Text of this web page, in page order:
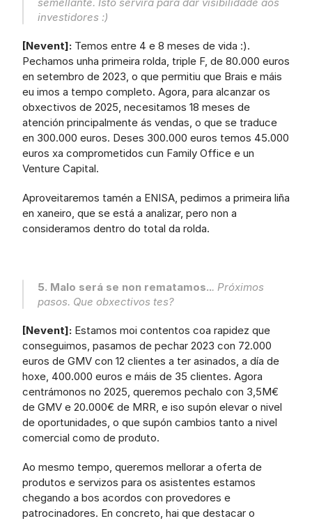
investidores :)
[Nevent]: Temos entre 4 e 8 meses de vida :).
Pechamos unha primeira rolda, triple F, de 80.000 euros
en setembro de 2023, o que permitiu que Brais e máis
eu imos a tempo completo. Agora, para alcanzar os
obxectivos de 2025, necesitamos 18 meses de
atención principalmente ás vendas, o que se traduce
en 300.000 euros. Deses 300.000 euros temos 45.000
euros xa comprometidos cun Family Office e un
Venture Capital.
Aproveitaremos tamén a ENISA, pedimos a primeira liña
en xaneiro, que se está a analizar, pero non a
consideramos dentro do total da rolda.
5. Malo será se non rematamos... Próximos
pasos. Que obxectivos tes?
[Nevent]: Estamos moi contentos coa rapidez que
conseguimos, pasamos de pechar 2023 con 72.000
euros de GMV con 12 clientes a ter asinados, a día de
hoxe, 400.000 euros e máis de 35 clientes. Agora
centrámonos no 2025, queremos pechalo con 3,5M€
de GMV e 20.000€ de MRR, e iso supón elevar o nivel
de oportunidades, o que supón cambios tanto a nivel
comercial como de produto.
Ao mesmo tempo, queremos mellorar a oferta de
produtos e servizos para os asistentes estamos
chegando a bos acordos con provedores e
patrocinadores. En concreto, hai que destacar o